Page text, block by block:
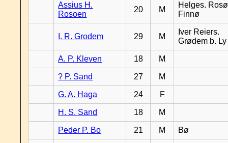
Assius H.
Rosoen
20 M
Helges.
Finnø
I. R. Grodem 29 M
Iver Reiers.
Grødem b. Ly
A. P. Kleven 18 M
? P. Sand 27 M
G. A. Haga 24 F
H. S. Sand 18 M
Peder P. Bo 21 M Bø